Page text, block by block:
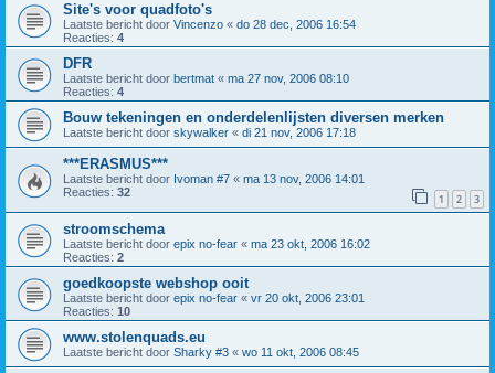
Site's voor quadfoto's
Laatste bericht door Vincenzo « do 28 dec, 2006 16:54
Reacties: 4
DFR
Laatste bericht door bertmat « ma 27 nov, 2006 08:10
Reacties: 4
Bouw tekeningen en onderdelenlijsten diversen merken
Laatste bericht door skywalker « di 21 nov, 2006 17:18
***ERASMUS***
Laatste bericht door Ivoman #7 « ma 13 nov, 2006 14:01
Reacties: 32 1 2 3
stroomschema
Laatste bericht door epix no-fear « ma 23 okt, 2006 16:02
Reacties: 2
goedkoopste webshop ooit
Laatste bericht door epix no-fear « vr 20 okt, 2006 23:01
Reacties: 10
www.stolenquads.eu
Laatste bericht door Sharky #3 « wo 11 okt, 2006 08:45